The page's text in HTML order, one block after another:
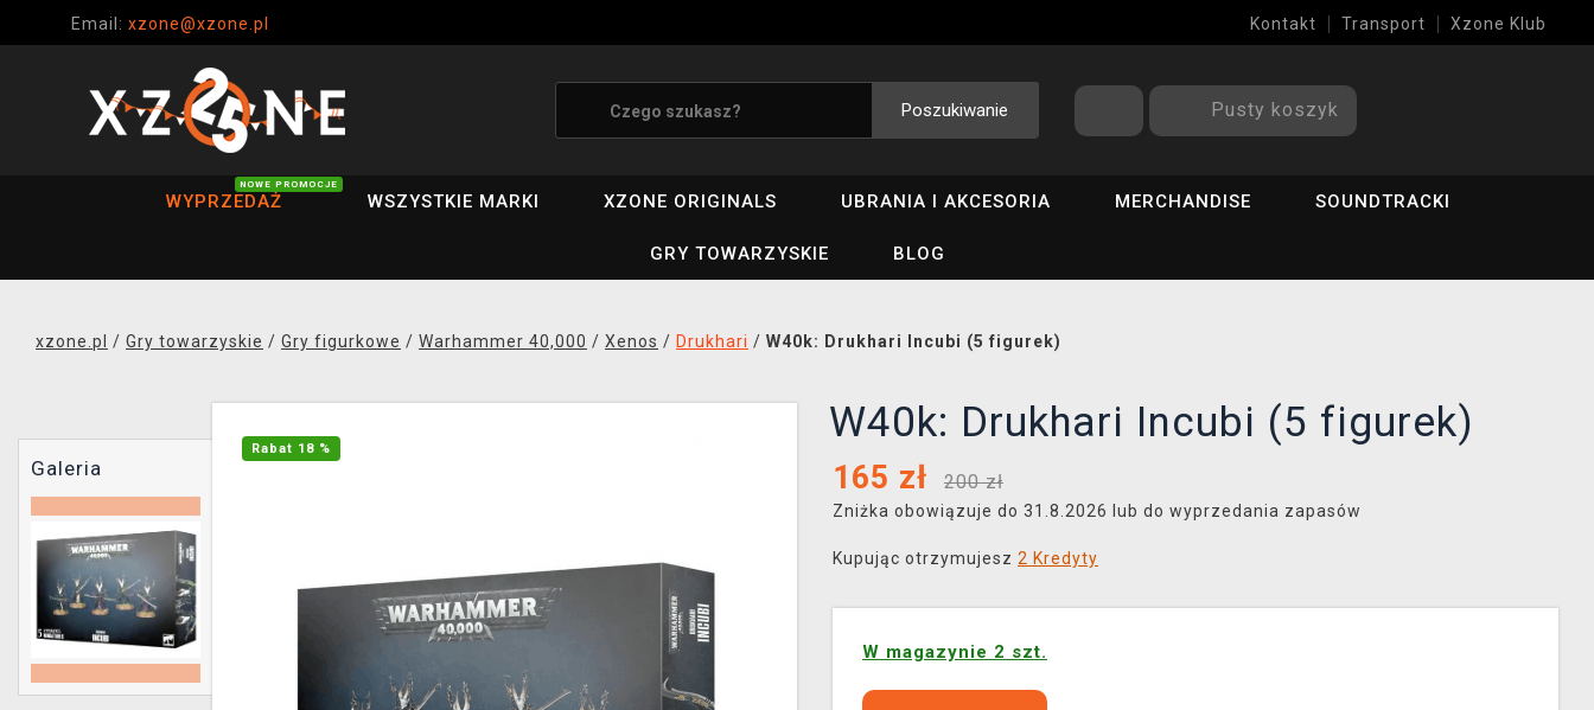
Email: xzone@xzone.pl Kontakt Transport Xzone Klub
Poszukiwanie Pusty koszyk
WYPRZEDAŻ
NOWE PROMOCJE
WSZYSTKIE MARKI XZONE ORIGINALS UBRANIA I AKCESORIA MERCHANDISE SOUNDTRACKI
GRY TOWARZYSKIE BLOG
xzone.pl / Gry towarzyskie / Gry figurkowe / Warhammer 40,000 / Xenos / Drukhari / W40k: Drukhari Incubi (5 figurek)
Galeria
Rabat 18 %
W40k: Drukhari Incubi (5 figurek)
165 zł 200 zł
Zniżka obowiązuje do 31.8.2026 lub do wyprzedania zapasów
Kupując otrzymujesz 2 Kredyty
W magazynie 2 szt.